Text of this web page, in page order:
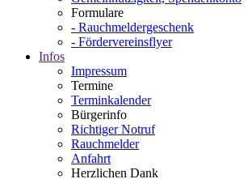
Formulare
- Rauchmeldergeschenk
- Fördervereinsflyer
Infos
Impressum
Termine
Terminkalender
Bürgerinfo
Richtiger Notruf
Rauchmelder
Anfahrt
Herzlichen Dank